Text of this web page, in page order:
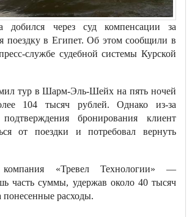
добился через суд компенсации за
поездку в Египет. Об этом сообщили в
службе судебной системы Курской
тур в Шарм-Эль-Шейх на пять ночей
104 тысяч рублей. Однако из-за
подтверждения бронирования клиент
от поездки и потребовал вернуть
«Тревел Технологии» —
часть суммы, удержав около 40 тысяч
понесенные расходы.